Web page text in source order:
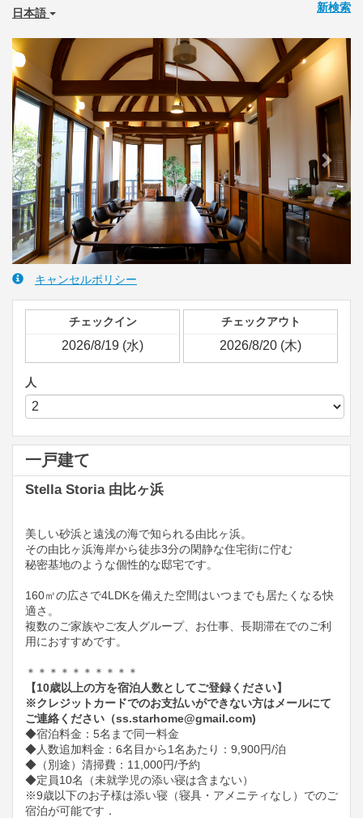
日本語 新検索
Previous Next
キャンセルポリシー
チェックイン チェックアウト
人
一戸建て
Stella Storia 由比ヶ浜
美しい砂浜と遠浅の海で知られる由比ヶ浜。
その由比ヶ浜海岸から徒歩3分の閑静な住宅街に佇む
秘密基地のような個性的な邸宅です。
160㎡の広さで4LDKを備えた空間はいつまでも居たくなる快
適さ。
複数のご家族やご友人グループ、お仕事、長期滞在でのご利
用におすすめです。
＊＊＊＊＊＊＊＊＊＊
【10歳以上の方を宿泊人数としてご登録ください】
※クレジットカードでのお支払いができない方はメールにて
ご連絡ください（ss.starhome@gmail.com)
◆宿泊料金：5名まで同一料金
◆人数追加料金：6名目から1名あたり：9,900円/泊
◆（別途）清掃費：11,000円/予約
◆定員10名（未就学児の添い寝は含まない）
※9歳以下のお子様は添い寝（寝具・アメニティなし）でのご
宿泊が可能です．